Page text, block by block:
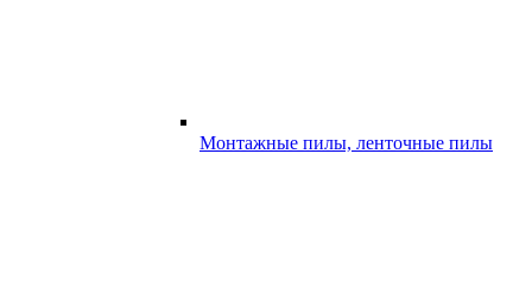
Монтажные пилы, ленточные пилы